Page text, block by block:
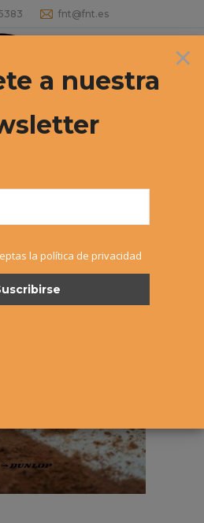
fnt@fnt.es
IRABIA-
×
a nuestra
la política de privacidad